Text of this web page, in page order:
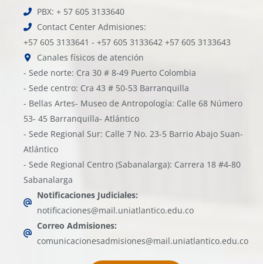
PBX: + 57 605 3133640
Contact Center Admisiones:
+57 605 3133641 - +57 605 3133642 +57 605 3133643
Canales físicos de atención
- Sede norte: Cra 30 # 8-49 Puerto Colombia
- Sede centro: Cra 43 # 50-53 Barranquilla
- Bellas Artes- Museo de Antropología: Calle 68 Número
53- 45 Barranquilla- Atlántico
- Sede Regional Sur: Calle 7 No. 23-5 Barrio Abajo Suan-
Atlántico
- Sede Regional Centro (Sabanalarga): Carrera 18 #4-80
Sabanalarga
Notificaciones Judiciales:
notificaciones@mail.uniatlantico.edu.co
Correo Admisiones:
comunicacionesadmisiones@mail.uniatlantico.edu.co